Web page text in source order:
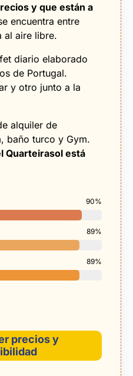
y que están a
encuentra entre
al aire libre.
diario elaborado
de Portugal.
y otro junto a la
alquiler de
baño turco y Gym.
Quarteirasol está
90%
89%
89%
precios y